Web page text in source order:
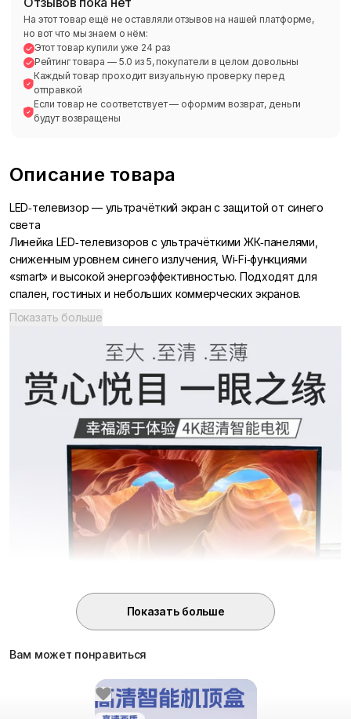
На этот товар ещё не оставляли отзывов на нашей платформе,
но вот что мы знаем о нём:
Этот товар купили уже 24 раз
Рейтинг товара — 5.0 из 5, покупатели в целом довольны
Каждый товар проходит визуальную проверку перед
отправкой
Если товар не соответствует — оформим возврат, деньги
будут возвращены
Описание товара
LED‑телевизор — ультрачёткий экран с защитой от синего
света
Линейка LED‑телевизоров с ультрачёткими ЖК‑панелями,
сниженным уровнем синего излучения, Wi‑Fi‑функциями
«smart» и высокой энергоэффективностью. Подходят для
спален, гостиных и небольших коммерческих экранов.
Ключевые характеристики
света для снижения нагрузки на глаза
Smart TV с Wi‑Fi (доступны сетевые/онлайн‑версии)
Энергетические классы: A и B в зависимости от модели
Диапазон размеров: от 24″ до 100″ для разных помещений
Доступные конфигурации (примерно)
24″, 26″, 30″, 32″, 46″, 50″, 55″, 60″, 70″, 75″, 90″ (TV / сеть /
онлайн версии)
Опции по классу энергопотребления: класс A и класс B
Выбирайте требуемый размер, версию (TV или с сетевыми/
онлайн возможностями) и класс энергоэффективности.
Показать больше
Показать больше
Вам может понравиться